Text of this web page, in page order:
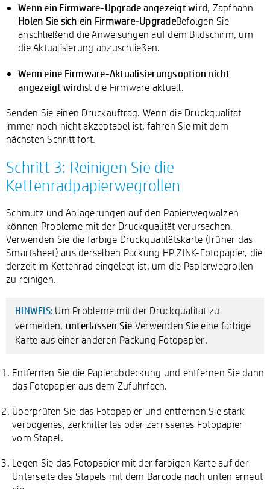
Wenn ein Firmware-Upgrade angezeigt wird, Zapfhahn
Holen Sie sich ein Firmware-UpgradeBefolgen Sie
anschließend die Anweisungen auf dem Bildschirm, um
die Aktualisierung abzuschließen.
Wenn eine Firmware-Aktualisierungsoption nicht
angezeigt wirdist die Firmware aktuell.
Senden Sie einen Druckauftrag. Wenn die Druckqualität
immer noch nicht akzeptabel ist, fahren Sie mit dem
nächsten Schritt fort.
Schritt 3: Reinigen Sie die
Kettenradpapierwegrollen
Schmutz und Ablagerungen auf den Papierwegwalzen
können Probleme mit der Druckqualität verursachen.
Verwenden Sie die farbige Druckqualitätskarte (früher das
Smartsheet) aus derselben Packung HP ZINK-Fotopapier, die
derzeit im Kettenrad eingelegt ist, um die Papierwegrollen
zu reinigen.
HINWEIS: Um Probleme mit der Druckqualität zu
vermeiden, unterlassen Sie Verwenden Sie eine farbige
Karte aus einer anderen Packung Fotopapier.
Entfernen Sie die Papierabdeckung und entfernen Sie dann
das Fotopapier aus dem Zufuhrfach.
Überprüfen Sie das Fotopapier und entfernen Sie stark
verbogenes, zerknittertes oder zerrissenes Fotopapier
vom Stapel.
Legen Sie das Fotopapier mit der farbigen Karte auf der
Unterseite des Stapels mit dem Barcode nach unten erneut